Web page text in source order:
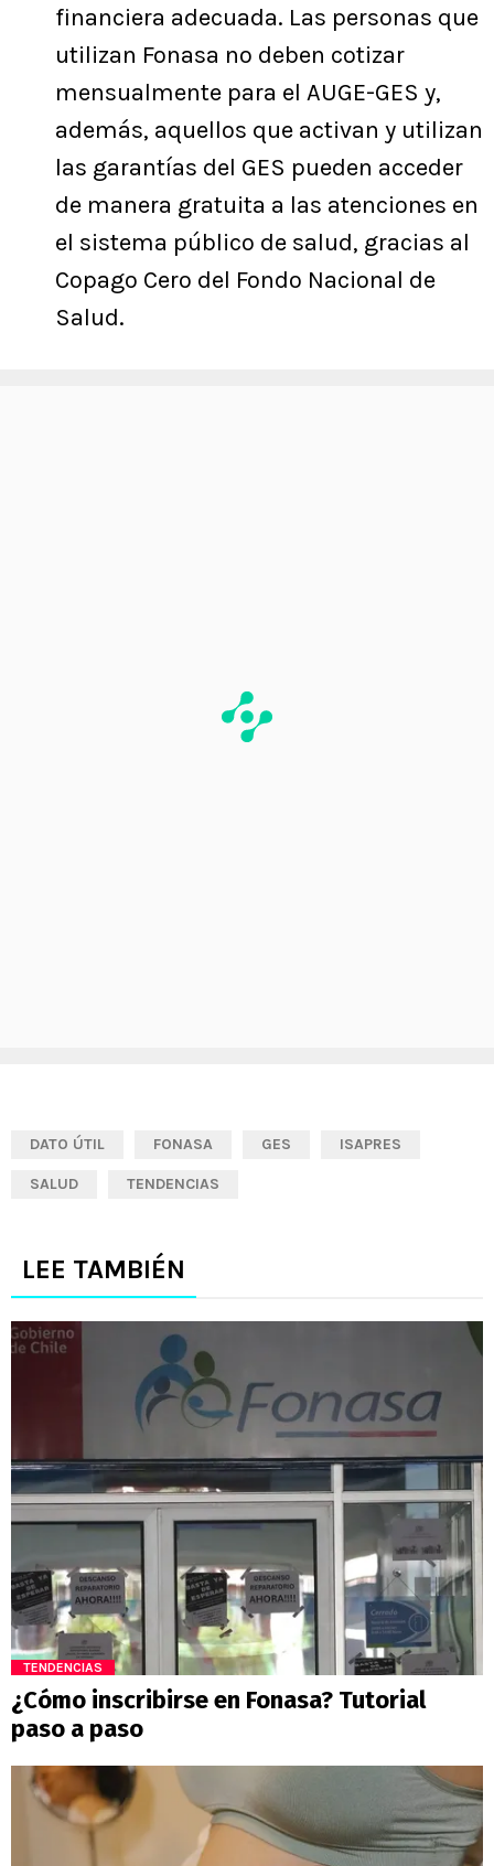
financiera adecuada. Las personas que
utilizan Fonasa no deben cotizar
mensualmente para el AUGE-GES y,
además, aquellos que activan y utilizan
las garantías del GES pueden acceder
de manera gratuita a las atenciones en
el sistema público de salud, gracias al
Copago Cero del Fondo Nacional de
Salud.
DATO ÚTIL FONASA GES ISAPRES
SALUD TENDENCIAS
LEE TAMBIÉN
TENDENCIAS
¿Cómo inscribirse en Fonasa? Tutorial
paso a paso